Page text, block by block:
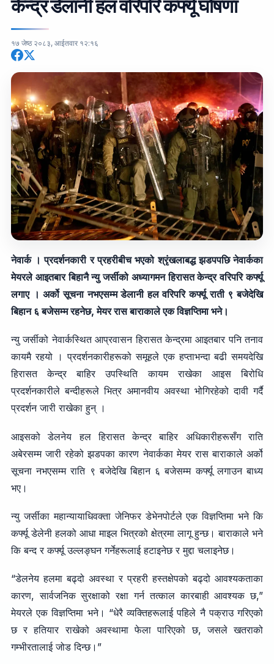
केन्द्र डेलानी हल वरिपरि कर्फ्यू घोषणा
१७ जेष्ठ २०८३, आईतवार १२:१६
नेवार्क । प्रदर्शनकारी र प्रहरीबीच भएको श्रृंखलाबद्ध झडपपछि नेवार्कका
मेयरले आइतबार बिहानै न्यु जर्सीको अध्यागमन हिरासत केन्द्र वरिपरि कर्फ्यू
लगाए । अर्को सूचना नभएसम्म डेलानी हल वरिपरि कर्फ्यू राती ९ बजेदेखि
बिहान ६ बजेसम्म रहनेछ, मेयर रास बाराकाले एक विज्ञप्तिमा भने।
न्यु जर्सीको नेवार्कस्थित आप्रवासन हिरासत केन्द्रमा आइतबार पनि तनाव
कायमै रहयो । प्रदर्शनकारीहरूको समूहले एक हप्ताभन्दा बढी समयदेखि
हिरासत केन्द्र बाहिर उपस्थिति कायम राखेका आइस बिरोधि
प्रदर्शनकारीले बन्दीहरूले भित्र अमानवीय अवस्था भोगिरहेको दावी गर्दै
प्रदर्शन जारी राखेका हुन् ।
आइसको डेलनेय हल हिरासत केन्द्र बाहिर अधिकारीहरूसँग राति
अबेरसम्म जारी रहेको झडपका कारण नेवार्कका मेयर रास बाराकाले अर्को
सूचना नभएसम्म राति ९ बजेदेखि बिहान ६ बजेसम्म कर्फ्यू लगाउन बाध्य
भए।
न्यु जर्सीका महान्यायाधिवक्ता जेनिफर डेभेनपोर्टले एक विज्ञप्तिमा भने कि
कर्फ्यू डेलेनी हलको आधा माइल भित्रको क्षेत्रमा लागू हुन्छ। बाराकाले भने
कि बन्द र कर्फ्यू उल्लङ्घन गर्नेहरूलाई हटाइनेछ र मुद्दा चलाइनेछ।
“डेलनेय हलमा बढ्दो अवस्था र प्रहरी हस्तक्षेपको बढ्दो आवश्यकताका
कारण, सार्वजनिक सुरक्षाको रक्षा गर्न तत्काल कारबाही आवश्यक छ,”
मेयरले एक विज्ञप्तिमा भने। “धेरै व्यक्तिहरूलाई पहिले नै पक्राउ गरिएको
छ र हतियार राखेको अवस्थामा फेला पारिएको छ, जसले खतराको
गम्भीरतालाई जोड दिन्छ।”